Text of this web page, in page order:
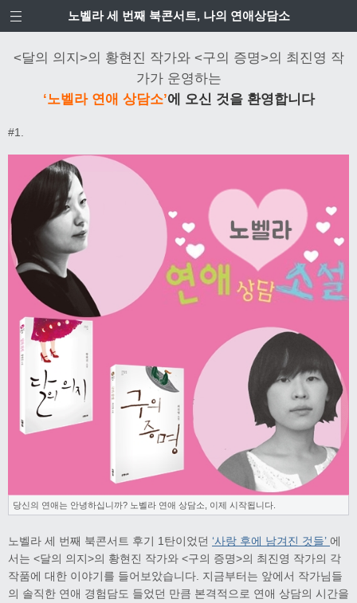
노벨라 세 번째 북콘서트, 나의 연애상담소
<달의 의지>의 황현진 작가와 <구의 증명>의 최진영 작
가가 운영하는
‘노벨라 연애 상담소’에 오신 것을 환영합니다
#1.
당신의 연애는 안녕하십니까? 노벨라 연애 상담소, 이제 시작됩니다.
노벨라 세 번째 북콘서트 후기 1탄이었던 ‘사랑 후에 남겨진 것들’ 에
서는 <달의 의지>의 황현진 작가와 <구의 증명>의 최진영 작가의 각
작품에 대한 이야기를 들어보았습니다. 지금부터는 앞에서 작가님들
의 솔직한 연애 경험담도 들었던 만큼 본격적으로 연애 상담의 시간을